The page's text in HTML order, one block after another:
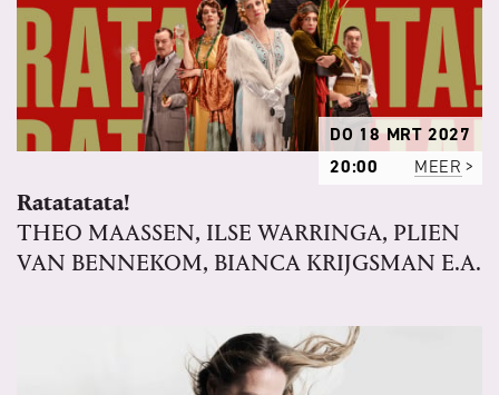
DO 18 MRT 2027
20:00
MEER
Ratatatata!
THEO MAASSEN, ILSE WARRINGA, PLIEN
VAN BENNEKOM, BIANCA KRIJGSMAN E.A.